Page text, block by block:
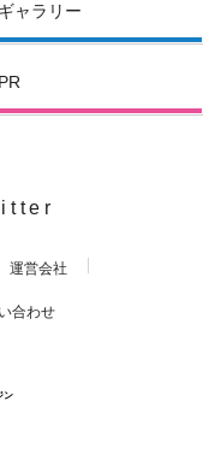
ギャラリー
PR
運営会社
合わせ
ン